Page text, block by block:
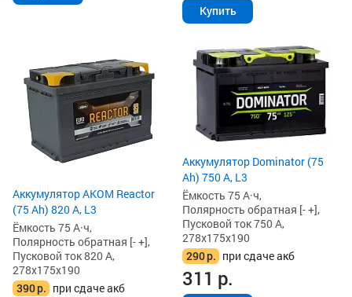
Купить
Аккумулятор AKOM Reactor
(75 Ah) 820 А, L3
Ёмкость 75 А·ч,
Полярность обратная [- +],
Пусковой ток 820 А,
278x175x190
390р. при сдаче акб
Аккумулятор Dominator (75
Ah) 750 А, L3
Ёмкость 75 А·ч,
Полярность обратная [- +],
Пусковой ток 750 А,
278x175x190
290р. при сдаче акб
311 р.